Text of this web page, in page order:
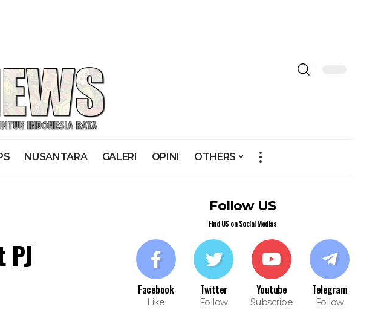
NUSANTARA GALERI OPINI OTHERS
Follow US
Find US on Social Medias
Facebook
Like
Twitter
Follow
Youtube
Subscribe
Telegram
Follow